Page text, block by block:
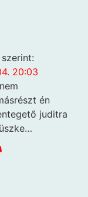
szerint:
20:03
én
juditra